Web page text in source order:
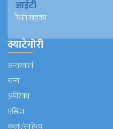
आईटी
रेशम खड्का
क्याटेगोरी
अन्तरवार्ता
अन्य
अमेरिका
एसिया